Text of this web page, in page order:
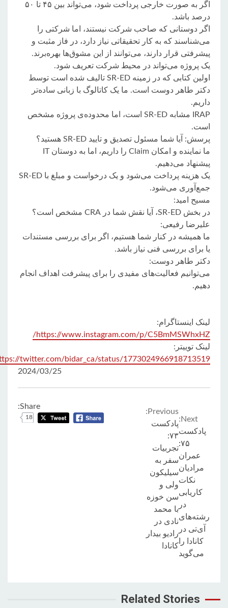
اگر به صورت خارجی پرداخت شود، می‌تواند بین ۴۵ تا ۵۰
درصد باشد.
اگر دوستانی که صاحب شرکت نیستند، اما شرکتی را
می‌شناسند که به کار تحقیقاتی نیاز دارد، در فاز مثبت و
پیشرفتی قرار دارند، می‌توانند از این مشوق‌ها بهره‌برند.
یک پروژه می‌تواند در محیط شرکت تعریف شود.
اولین کتابی که در زمینه SR-ED تالیف شده است توسط
دکتر طاهر دوست است. ما یک کاتالوگ با زبانی ساده‌تر
داریم.
IRAP مشابه SR-ED است، اما محدوده‌ی پروژه مشخص
است.
پرسش: آیا شما مسئول تصدیق و تایید SR-ED هستید؟
ما نماینده و امکان Claim را داریم، اما به دوستان IT
پیشنهاد می‌دهیم.
یک هزینه پرداخت می‌شود و یک درخواست و مبلغ با SR-ED
جمع‌آوری می‌شود.
مسیح امید:
در بخش SR-ED، آیا نقش شما در CRA مشخص است؟
علیرضا رفیعی:
ما همیشه در کنار شما هستیم، اگر برای بررسی مستندات
یا برای بررسی فنی نیاز باشد.
دکتر طاهر دوست:
می‌توانیم فعالیت‌های مفیدی را برای پیشرفت اهداف انجام
دهیم.
لینک اینستاگرام:
https://www.instagram.com/p/C5BmMSWhxHZ/
لینک توییتر:
https://twitter.com/bidar_ca/status/1773024966918713519
2024/03/25
Share:
18
Continue
Reading
Previous:
پادکست
۷۳:
تجربیات
سفر به
سیلیکون
ولی و
سن خوزه
با محمد
نادی در
رادیو بیدار
کانادا
Next:
پادکست
۷۵:
عمران
مرادیان
نکات
کاریابی
در
رشته‌های
آی‌تی در
کانادا را
می‌گوید
Related Stories